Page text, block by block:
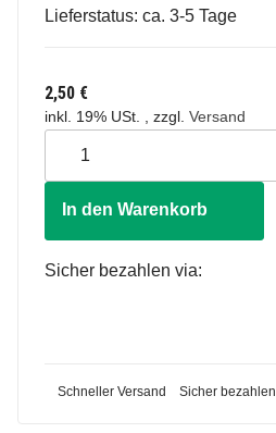
Lieferstatus: ca. 3-5 Tage
2,50 €
inkl. 19% USt. , zzgl. Versand
In den Warenkorb
Sicher bezahlen via:
Schneller Versand Sicher bezahlen